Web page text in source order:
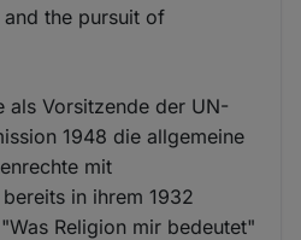
the pursuit of
als Vorsitzende der UN-
1948 die allgemeine
mit
in ihrem 1932
Religion mir bedeutet"